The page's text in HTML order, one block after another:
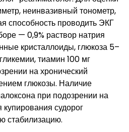
неинвазивный тонометр,
способность проводить ЭКГ
— 0,9% раствор натрия
кристаллоиды, глюкоза 5–
тиамин 100 мг
на хронический
глюкозы. Наличие
при подозрении на
судорог
стабилизацию.